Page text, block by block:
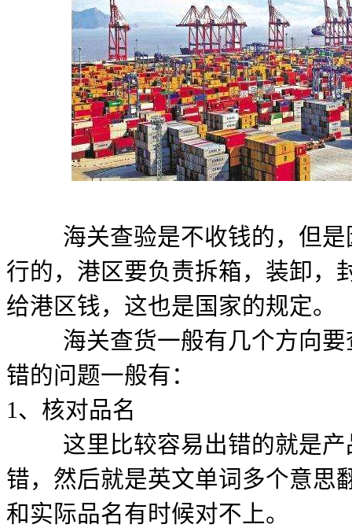
海关查验是不收钱的，但是
行的，港区要负责拆箱，装卸，
给港区钱，这也是国家的规定。
海关查货一般有几个方向要
错的问题一般有：
1、核对品名
这里比较容易出错的就是产
错，然后就是英文单词多个意思
和实际品名有时候对不上。